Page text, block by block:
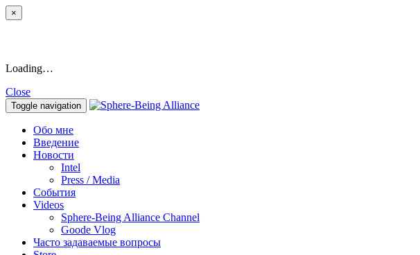
×
Loading…
Close
Toggle navigation
Обо мне
Введение
Новости
Intel
Press / Media
События
Videos
Sphere-Being Alliance Channel
Goode Vlog
Часто задаваемые вопросы